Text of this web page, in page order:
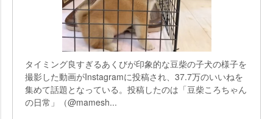
タイミング良すぎるあくびが印象的な豆柴の子犬の様子を
撮影した動画がInstagramに投稿され、37.7万のいいねを
集めて話題となっている。投稿したのは「豆柴ころちゃん
の日常」（@mamesh...